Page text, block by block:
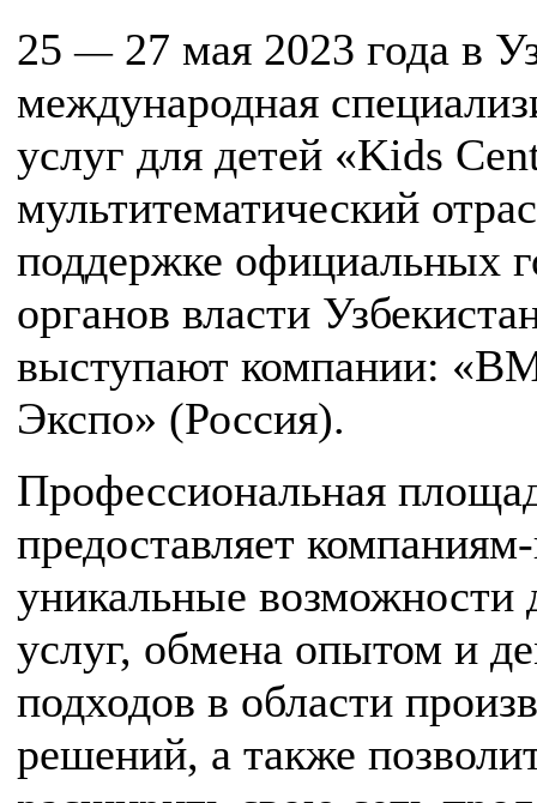
25—27 мая 2023 года в
международная
услуг для детей «Kids
мультитематический
поддержке официальных
органов власти
выступают компании:
Экспо» (Россия).
Профессиональная
предоставляет
уникальные возможности
услуг, обмена опытом и
подходов в области
решений, а также